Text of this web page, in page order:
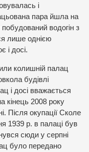
і
пара йшла на
водогін з
лише однією
і досі.
колишній палац
будівлі
і досі вважається
кінець 2008 року
Після окупації Сколе
1939 р. в палаці був
сюди у серпні
було передано